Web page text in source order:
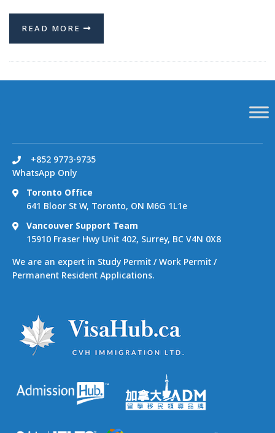
READ MORE
+852 9773-9735
WhatsApp Only
Toronto Office
641 Bloor St W, Toronto, ON M6G 1L1e
Vancouver Support Team
15910 Fraser Hwy Unit 402, Surrey, BC V4N 0X8
We are an expert in Study Permit / Work Permit /
Permanent Resident Applications.